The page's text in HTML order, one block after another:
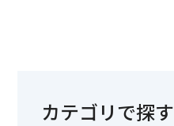
カテゴリで探す